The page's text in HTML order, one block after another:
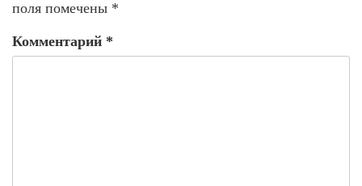
поля помечены *
Комментарий *